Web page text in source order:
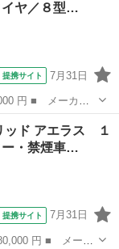
イヤ／８型…
提携サイト 7月31日
名： アエラ
８型ナビ／後席
ッド アエラス １
ー・禁煙車…
提携サイト 7月31日